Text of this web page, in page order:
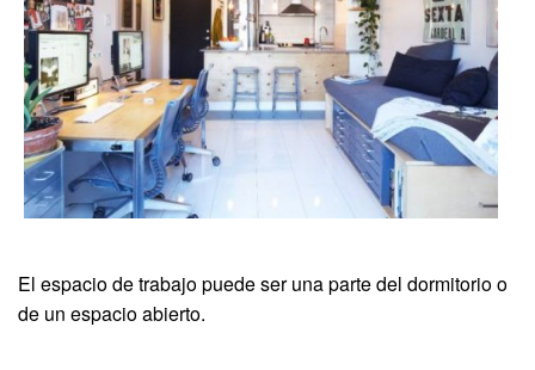
El espacio de trabajo puede ser una parte del dormitorio o
de un espacio abierto.